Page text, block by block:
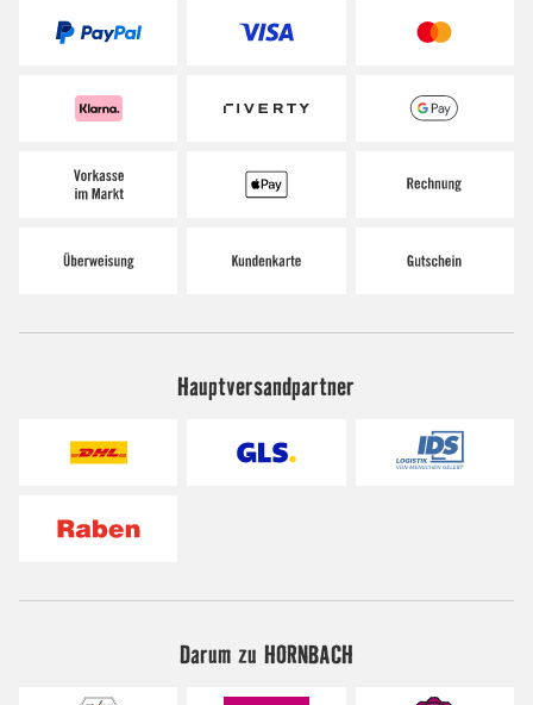
Hauptversandpartner
Darum zu HORNBACH